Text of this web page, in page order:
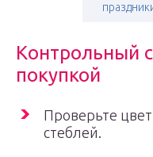
Контрольный
покупкой
Проверьте
стеблей.